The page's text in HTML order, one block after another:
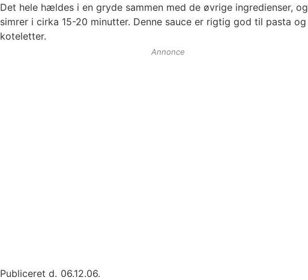
Det hele hældes i en gryde sammen med de øvrige ingredienser, og
simrer i cirka 15-20 minutter. Denne sauce er rigtig god til pasta og
koteletter.
Annonce
Publiceret d. 06.12.06.